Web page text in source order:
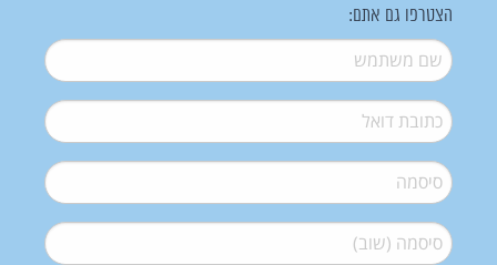
הצטרפו גם אתם:
שם משתמש*
דואל*
סיסמה*
סיסמה (שוב)*